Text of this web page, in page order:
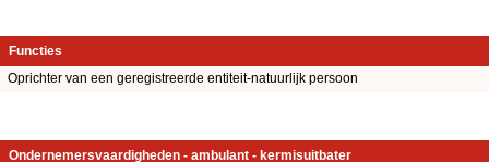
Functies
Oprichter van een geregistreerde entiteit-natuurlijk persoon
Ondernemersvaardigheden - ambulant - kermisuitbater